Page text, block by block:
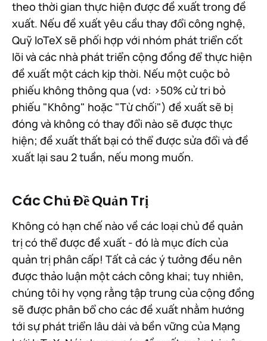
theo thời gian thực hiện được đề xuất trong đề
xuất. Nếu đề xuất yêu cầu thay đổi công nghệ,
Quỹ IoTeX sẽ phối hợp với nhóm phát triển cốt
lõi và các nhà phát triển cộng đồng để thực hiện
đề xuất một cách kịp thời. Nếu một cuộc bỏ
phiếu không thông qua (vd: >50% cử tri bỏ
phiếu "Không" hoặc "Từ chối") đề xuất sẽ bị
đóng và không có thay đổi nào sẽ được thực
hiện; đề xuất thất bại có thể được sửa đổi và đề
xuất lại sau 2 tuần, nếu mong muốn.
Các Chủ Đề Quản Trị
Không có hạn chế nào về các loại chủ đề quản
trị có thể được đề xuất - đó là mục đích của
quản trị phân cấp! Tất cả các ý tưởng đều nên
được thảo luận một cách công khai; tuy nhiên,
chúng tôi hy vọng rằng tập trung của cộng đồng
sẽ được phân bổ cho các đề xuất nhằm hướng
tới sự phát triển lâu dài và bền vững của Mạng